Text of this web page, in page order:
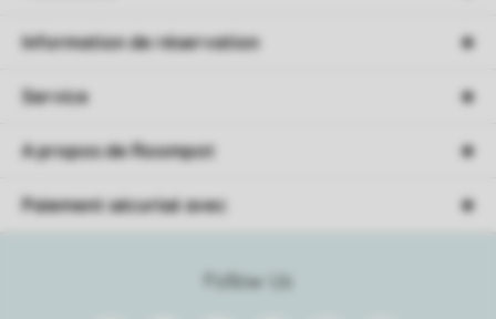
Follow Us
Information de réservation
Service
A propos de Roompot
Paiement sécurisé avec